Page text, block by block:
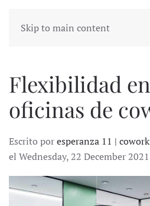
Skip to main content
Flexibilidad
oficinas de
Escrito poresperanza 11 |
el Wednesday, 22 December